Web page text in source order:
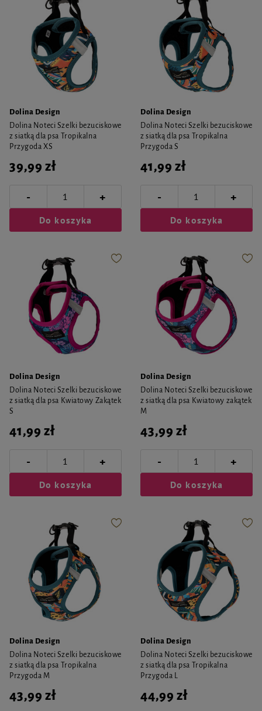
Dolina Design
Dolina Noteci Szelki bezuciskowe
z siatką dla psa Tropikalna
Przygoda XS
39,99 zł
- +
Do koszyka
Dolina Design
Dolina Noteci Szelki bezuciskowe
z siatką dla psa Tropikalna
Przygoda S
41,99 zł
- +
Do koszyka
Dolina Design
Dolina Noteci Szelki bezuciskowe
z siatką dla psa Kwiatowy Zakątek
S
41,99 zł
- +
Do koszyka
Dolina Design
Dolina Noteci Szelki bezuciskowe
z siatką dla psa Kwiatowy zakątek
M
43,99 zł
- +
Do koszyka
Dolina Design
Dolina Noteci Szelki bezuciskowe
z siatką dla psa Tropikalna
Przygoda M
43,99 zł
Dolina Design
Dolina Noteci Szelki bezuciskowe
z siatką dla psa Tropikalna
Przygoda L
44,99 zł